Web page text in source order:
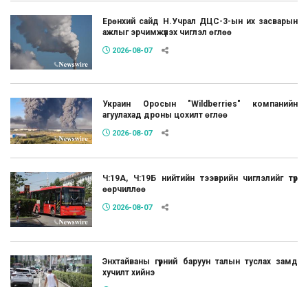
Ерөнхий сайд Н.Учрал ДЦС-3-ын их засварын
ажлыг эрчимжүүлэх чиглэл өглөө
2026-08-07
Украин Оросын "Wildberries" компанийн
агуулахад дроны цохилт өглөө
2026-08-07
Ч:19А, Ч:19Б нийтийн тээврийн чиглэлийг түр
өөрчиллөө
2026-08-07
Энхтайваны гүүрний баруун талын туслах замд
хучилт хийнэ